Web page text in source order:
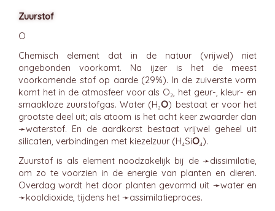
Zuurstof
O
Chemisch element dat in de natuur (vrijwel) niet
ongebonden voorkomt. Na ijzer is het de meest
voorkomende stof op aarde (29%). In de zuiverste vorm
komt het in de atmosfeer voor als O₂, het geur-, kleur- en
smaakloze zuurstofgas. Water (H₂O) bestaat er voor het
grootste deel uit; als atoom is het acht keer zwaarder dan
➛waterstof. En de aardkorst bestaat vrijwel geheel uit
silicaten, verbindingen met kiezelzuur (H₄SiO₄).
Zuurstof is als element noodzakelijk bij de ➛dissimilatie,
om zo te voorzien in de energie van planten en dieren.
Overdag wordt het door planten gevormd uit ➛wateren
➛kooldioxide, tijdens het ➛assimilatieproces.